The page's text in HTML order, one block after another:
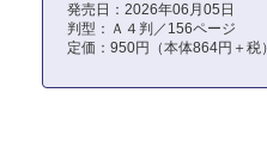
発売日：2026年06月05日
判型：Ａ４判／156ページ
定価：950円（本体864円＋税）